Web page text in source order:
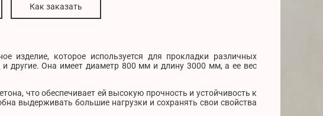
Как заказать
изделие, которое используется для прокладки различных
другие. Она имеет диаметр 800 мм и длину 3000 мм, а ее вес
что обеспечивает ей высокую прочность и устойчивость к
выдерживать большие нагрузки и сохранять свои свойства